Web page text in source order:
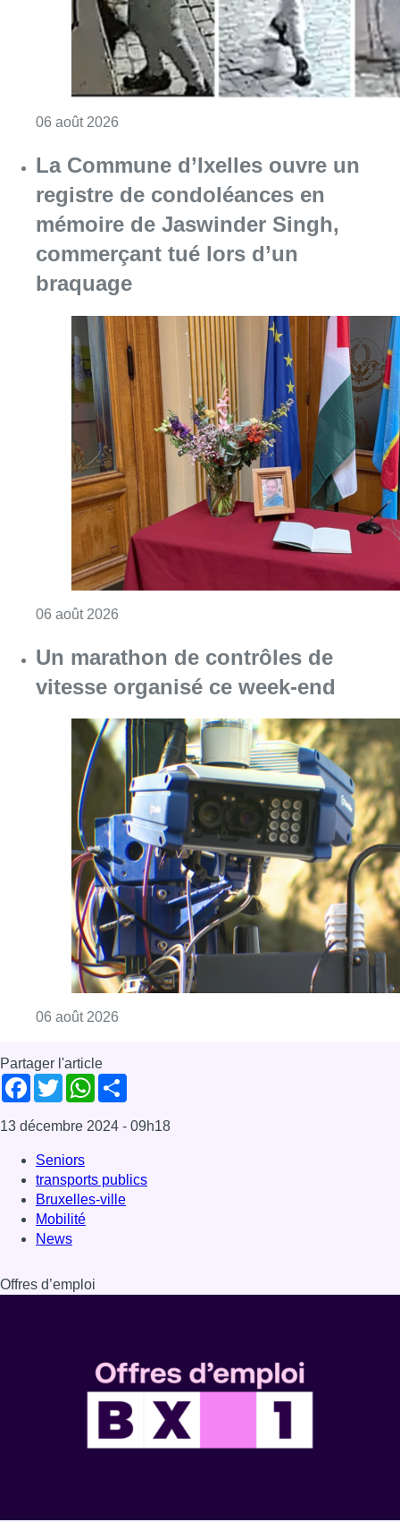
06 août 2026
La Commune d’Ixelles ouvre un
registre de condoléances en
mémoire de Jaswinder Singh,
commerçant tué lors d’un
braquage
06 août 2026
Un marathon de contrôles de
vitesse organisé ce week-end
06 août 2026
Partager l'article
Facebook
TwitterWhatsApp
13 décembre 2024 - 09h18
Seniors
transports publics
Bruxelles-ville
Mobilité
News
Offres d’emploi